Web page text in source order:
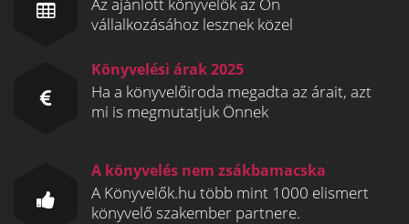
vállalkozásához lesznek közel
Könyvelési árak 2025
Ha a könyvelőiroda megadta az árait, azt
mi is megmutatjuk Önnek
A könyvelés nem zsákbamacska
A Könyvelők.hu több mint 1000 elismert
könyvelő szakember partnere.